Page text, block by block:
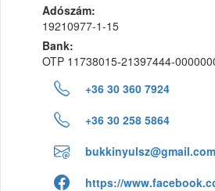
Adószám:
19210977-1-15
Bank:
OTP 11738015-21397444-
+36 30 360 7924
+36 30 258 5864
bukkinyulsz@gmail.com
https://